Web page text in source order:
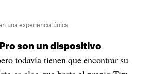
una experiencia única
son un dispositivo
todavía tienen que encontrar su